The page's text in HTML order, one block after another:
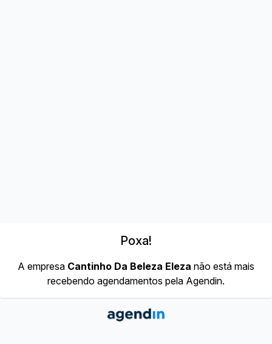
Poxa!
A empresa Cantinho Da Beleza Eleza não está mais
recebendo agendamentos pela Agendin.